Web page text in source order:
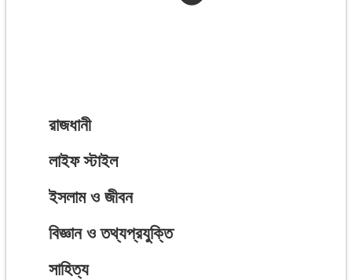
রাজধানী
লাইফ স্টাইল
ইসলাম ও জীবন
বিজ্ঞান ও তথ্যপ্রযুক্তি
সাহিত্য